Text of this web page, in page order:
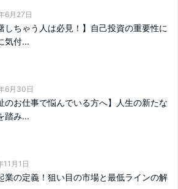
6月27日
しちゃう人は必見！】自己投資の重要性に
気付...
6月30日
のお仕事で悩んでいる方へ】人生の新たな
踏み...
11月1日
業の定義！狙い目の市場と最低ラインの解